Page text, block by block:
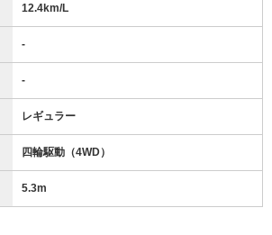
12.4km/L
-
-
レギュラー
四輪駆動（4WD）
5.3m